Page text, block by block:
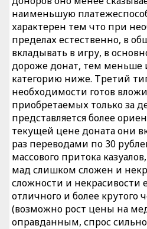
наименьшую
характерен тем что при
пределах естественно, в
вкладывать в игру, в
дороже донат, тем меньше
категорию ниже. Третий
необходимости готов
приобретаемых только за
представляется более
текущей цене доната они
раз переводами по 30
массового притока
мад слишком сложен и
сложности и
отличного и более
(возможно рост цены на
оправданным, спрос